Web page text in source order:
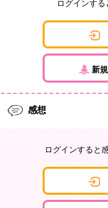
ログインす
新
感想
ログインすると